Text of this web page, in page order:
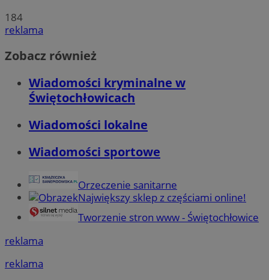
184
reklama
Zobacz również
Wiadomości kryminalne w
Świętochłowicach
Wiadomości lokalne
Wiadomości sportowe
Orzeczenie sanitarne
Największy sklep z częściami online!
Tworzenie stron www - Świętochłowice
reklama
reklama